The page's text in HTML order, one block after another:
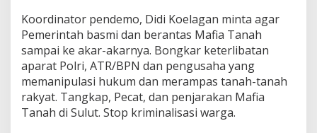
a
n
i
l
:
K
i
t
Koordinator pendemo, Didi Koelagan minta agar
Pemerintah basmi dan berantas Mafia Tanah
sampai ke akar-akarnya. Bongkar keterlibatan
aparat Polri, ATR/BPN dan pengusaha yang
memanipulasi hukum dan merampas tanah-tanah
rakyat. Tangkap, Pecat, dan penjarakan Mafia
Tanah di Sulut. Stop kriminalisasi warga.